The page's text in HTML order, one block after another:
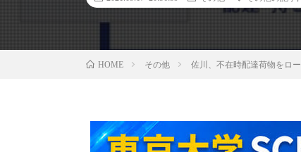
HOME その他 佐川、不在時配達荷物をロ